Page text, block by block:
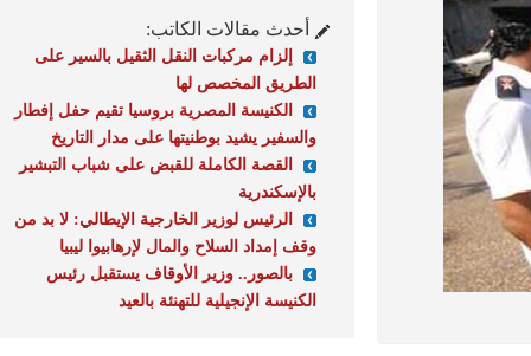
أحدث مقالات الكاتب:
إلزام مركبات النقل الثقيل بالسير على
الطريق المخصص لها
الكنيسة المصرية بروسيا تقيم حفل إفطار
والسفير يشيد بوطنيتها على مدار التاريخ
القصة الكاملة للقبض على شباب التبشير
بالإسكندرية
الرئيس لوزير الخارجية الإيطالي: لا بد من
وقف إمداد السلاح والمال لإرهابيوا ليبيا
بالصور.. وزير الأوقاف يستقبل رئيس
الكنيسة الإنجيلية للتهنئة بالعيد